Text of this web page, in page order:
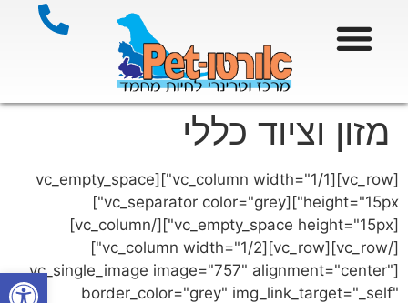
פתח
מזון וציוד כללי
[vc_row][vc_column width="1/1"][vc_empty_space
height="15px"][vc_separator color="grey"]
[vc_empty_space height="15px"][/vc_column]
[/vc_row][vc_row][vc_column width="1/2"]
[vc_single_image image="757" alignment="center"
border_color="grey" img_link_target="_self"